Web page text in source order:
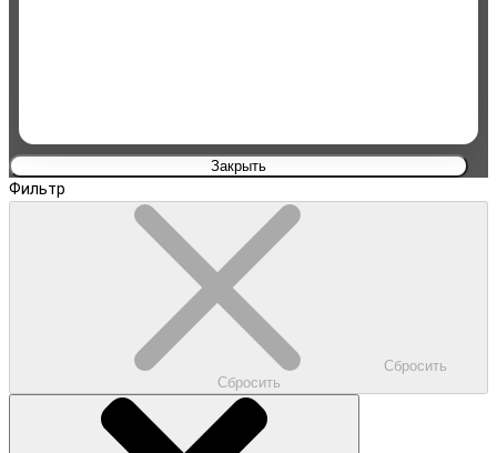
Закрыть
Фильтр
Сбросить
Сбросить